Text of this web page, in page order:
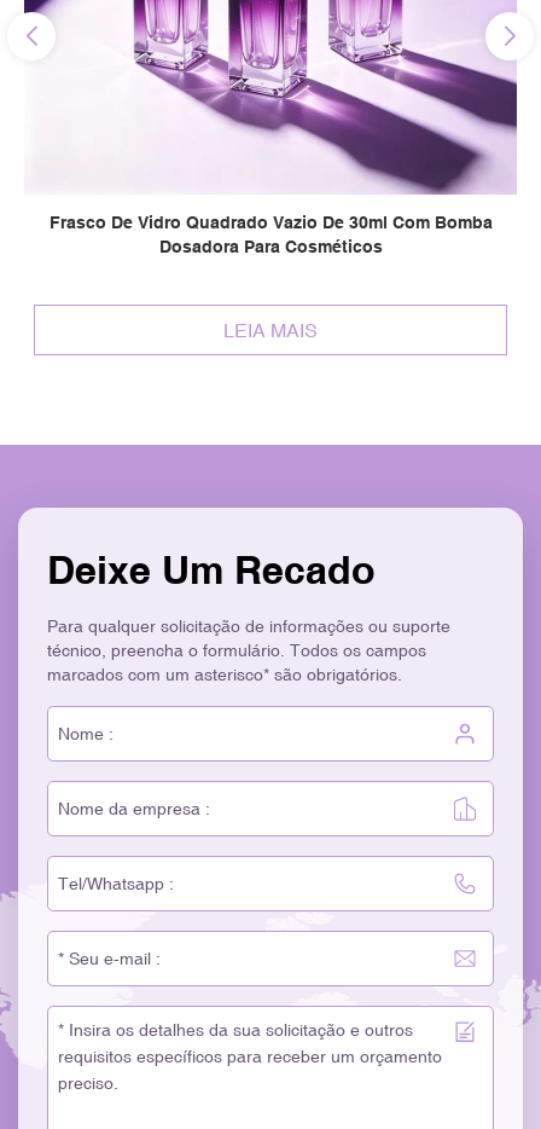
Frasco De Vidro Quadrado Vazio De 30ml Com Bomba
Dosadora Para Cosméticos
LEIA MAIS
Deixe Um Recado
Para qualquer solicitação de informações ou suporte
técnico, preencha o formulário. Todos os campos
marcados com um asterisco* são obrigatórios.